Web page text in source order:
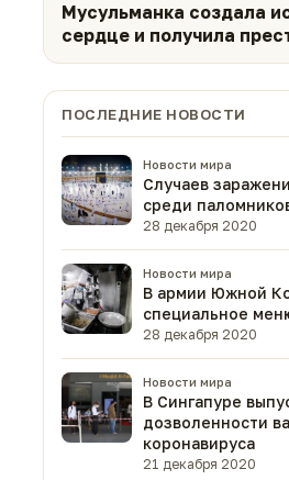
Мусульманка создала
сердце и получила
ПОСЛЕДНИЕ НОВОСТИ
Новости мира
Случаев
среди
28 декабря 2020
Новости мира
В армии Южной
специальное
28 декабря 2020
Новости мира
В Сингапуре
дозволенности
коронавируса
21 декабря 2020